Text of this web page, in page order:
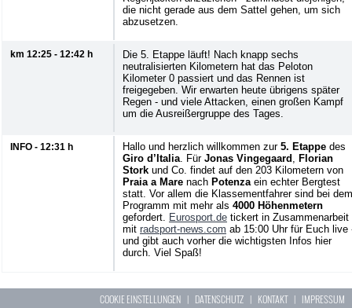
die nicht gerade aus dem Sattel gehen, um sich
abzusetzen.
km 12:25 - 12:42 h
Die 5. Etappe läuft! Nach knapp sechs
neutralisierten Kilometern hat das Peloton
Kilometer 0 passiert und das Rennen ist
freigegeben. Wir erwarten heute übrigens später
Regen - und viele Attacken, einen großen Kampf
um die Ausreißergruppe des Tages.
INFO - 12:31 h Hallo und herzlich willkommen zur 5. Etappe des
Giro d’Italia. Für Jonas Vingegaard , Florian
Stork und Co. findet auf den 203 Kilometern von
Praia a Mare nach Potenza ein echter Bergtest
statt. Vor allem die Klassementfahrer sind bei dem
Programm mit mehr als 4000 Höhenmetern
gefordert. Eurosport.de tickert in Zusammenarbeit
mit radsport-news.com ab 15:00 Uhr für Euch live
und gibt auch vorher die wichtigsten Infos hier
durch. Viel Spaß!
COOKIE EINSTELLUNGEN | DATENSCHUTZ | KONTAKT| IMPRESSUM